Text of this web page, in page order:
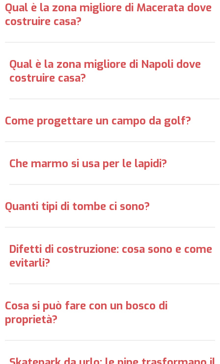
Qual è la zona migliore di Macerata dove
costruire casa?
Qual è la zona migliore di Napoli dove
costruire casa?
Come progettare un campo da golf?
Che marmo si usa per le lapidi?
Quanti tipi di tombe ci sono?
Difetti di costruzione: cosa sono e come
evitarli?
Cosa si può fare con un bosco di
proprietà?